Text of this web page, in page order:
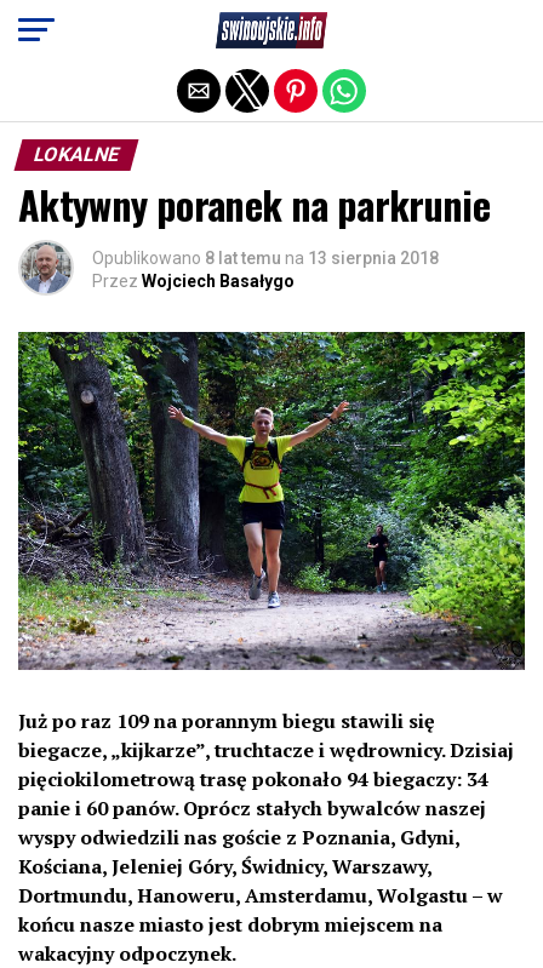
LOKALNE
Aktywny poranek na parkrunie
Opublikowano 8 lat temu na 13 sierpnia 2018
Przez Wojciech Basałygo
Już po raz 109 na porannym biegu stawili się
biegacze, „kijkarze”, truchtacze i wędrownicy. Dzisiaj
pięciokilometrową trasę pokonało 94 biegaczy: 34
panie i 60 panów. Oprócz stałych bywalców naszej
wyspy odwiedzili nas goście z Poznania, Gdyni,
Kościana, Jeleniej Góry, Świdnicy, Warszawy,
Dortmundu, Hanoweru, Amsterdamu, Wolgastu – w
końcu nasze miasto jest dobrym miejscem na
wakacyjny odpoczynek.
Exit mobile version